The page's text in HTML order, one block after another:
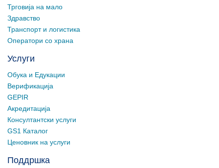
Трговија на мало
Здравство
Транспорт и логистика
Оператори со храна
Услуги
Обука и Едукации
Верификација
GEPIR
Акредитација
Консултантски услуги
GS1 Каталог
Ценовник на услуги
Поддршка